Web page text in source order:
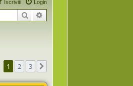
Login
Iscriviti
Cerca
1 2 3